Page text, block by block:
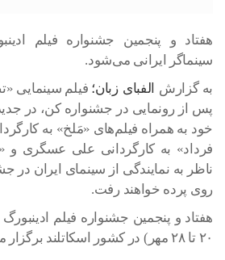
هفتاد و پنجمین جشنواره فیلم
سینماگر ایرانی می‌شود.
به گزارش الفبای زبان؛ فیلم سینمایی
پس از رونمایی در جشنواره کن، در
خود به همراه فیلم‌های «مَلخ» به
فرداد» به کارگردانی علی عسگری و
ناظر به نمایندگی از سینمای ایران در
روی پرده خواهند رفت.
۲۰ تا ۲۸ مهر) در کشور اسکاتلند برگزار می‌شود.